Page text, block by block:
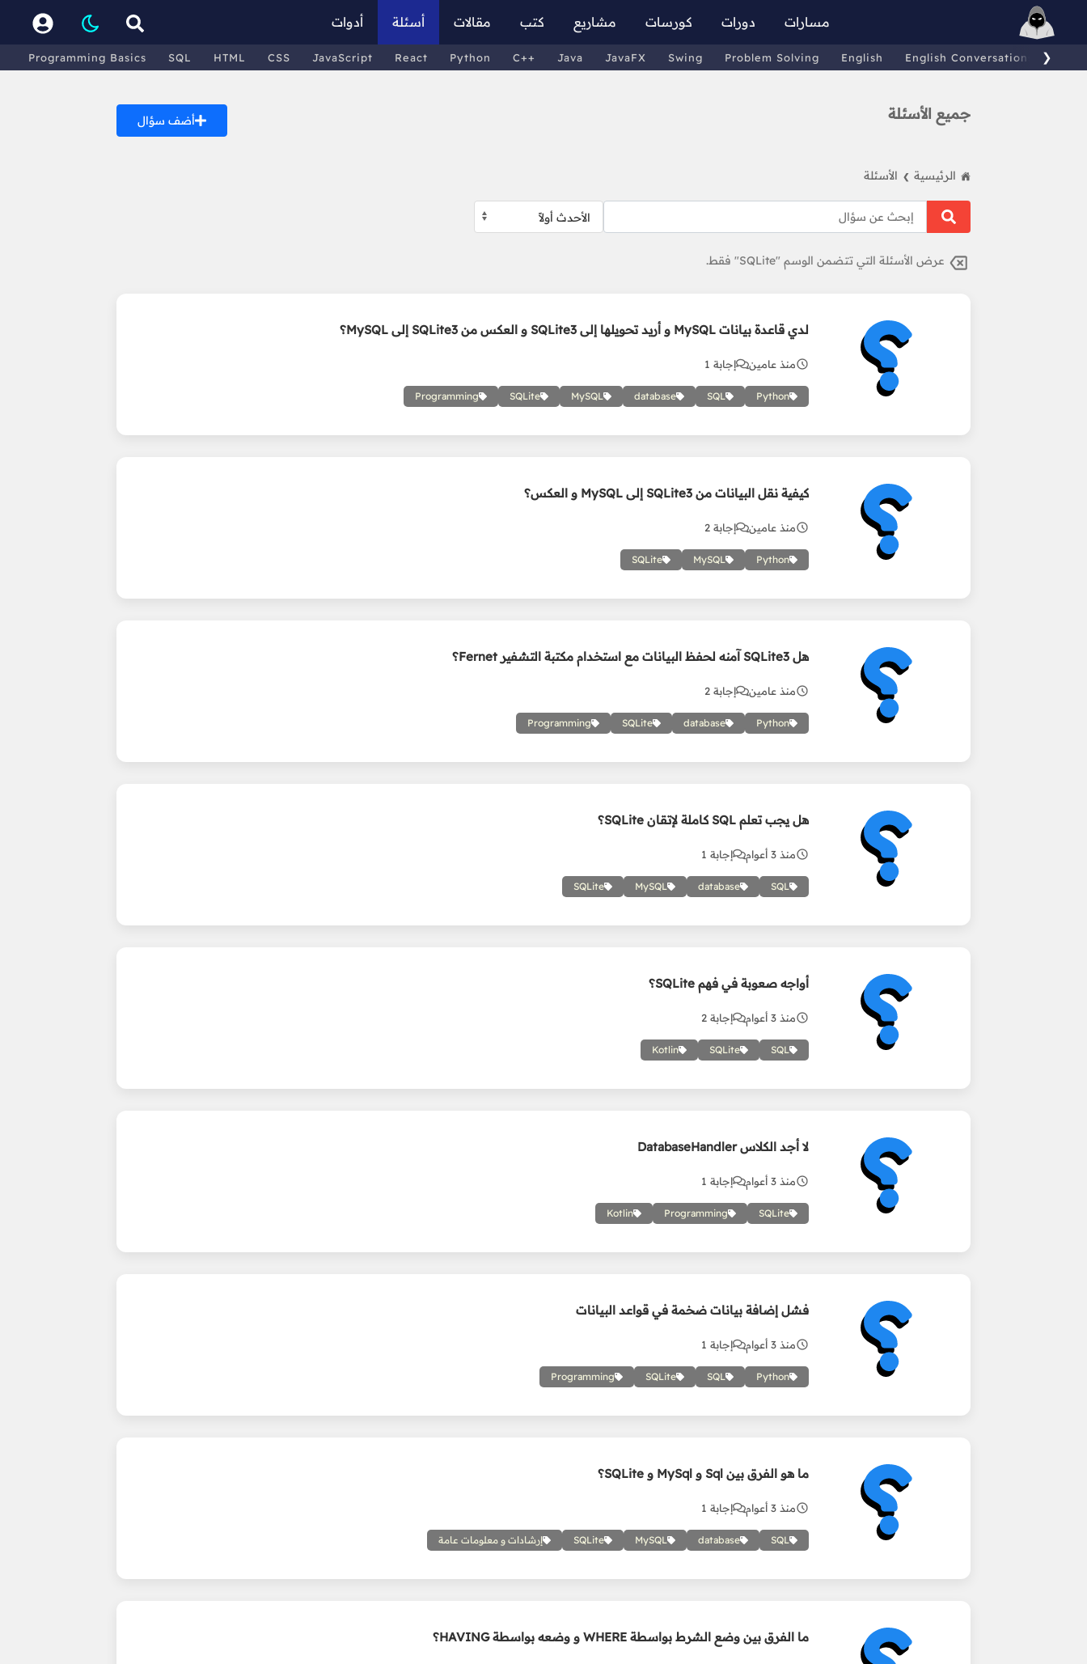
مسارات دورات كورسات مشاريع كتب مقالات أسئلة أدوات
Programming Basics SQL HTML CSS JavaScript React Python C++ Java JavaFX Swing Problem Solving English English Conversations ❯
جميع الأسئلة أضف سؤال
الرئيسية ❯ الأسئلة
عرض الأسئلة التي تتضمن الوسم "SQLite" فقط.
لدي قاعدة بيانات MySQL و أريد تحويلها إلى SQLite3 و العكس من SQLite3 إلى MySQL؟
منذ عامين إجابة 1
Python
SQL
database
MySQL
SQLite
Programming
كيفية نقل البيانات من SQLite3 إلى MySQL و العكس؟
منذ عامين إجابة 2
Python
MySQL
SQLite
هل SQLite3 آمنه لحفظ البيانات مع استخدام مكتبة التشفير Fernet؟
منذ عامين إجابة 2
Python
database
SQLite
Programming
هل يجب تعلم SQL كاملة لإتقان SQLite؟
منذ 3 أعوام إجابة 1
SQL
database
MySQL
SQLite
أواجه صعوبة في فهم SQLite؟
منذ 3 أعوام إجابة 2
SQL
SQLite
Kotlin
لا أجد الكلاس DatabaseHandler
منذ 3 أعوام إجابة 1
SQLite
Programming
Kotlin
فشل إضافة بيانات ضخمة في قواعد البيانات
منذ 3 أعوام إجابة 1
Python
SQL
SQLite
Programming
ما هو الفرق بين Sql و MySql و SQLite؟
منذ 3 أعوام إجابة 1
SQL
database
MySQL
SQLite إرشادات و معلومات عامة
ما الفرق بين وضع الشرط بواسطة WHERE و وضعه بواسطة HAVING؟